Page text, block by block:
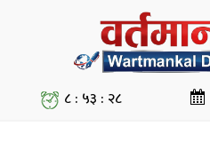
८ : ५३ : २९